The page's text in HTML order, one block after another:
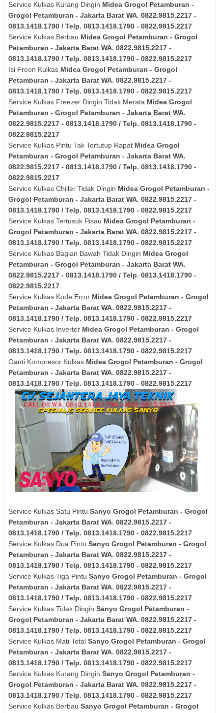
Service Kulkas Kurang Dingin Midea Grogol Petamburan -
Grogol Petamburan - Jakarta Barat WA. 0822.9815.2217 -
0813.1418.1790 / Telp. 0813.1418.1790 - 0822.9815.2217
Service Kulkas Berbau Midea Grogol Petamburan - Grogol
Petamburan - Jakarta Barat WA. 0822.9815.2217 -
0813.1418.1790 / Telp. 0813.1418.1790 - 0822.9815.2217
Isi Freon Kulkas Midea Grogol Petamburan - Grogol
Petamburan - Jakarta Barat WA. 0822.9815.2217 -
0813.1418.1790 / Telp. 0813.1418.1790 - 0822.9815.2217
Service Kulkas Freezer Dingin Tidak Merata Midea Grogol
Petamburan - Grogol Petamburan - Jakarta Barat WA.
0822.9815.2217 - 0813.1418.1790 / Telp. 0813.1418.1790 -
0822.9815.2217
Service Kulkas Pintu Tak Tertutup Rapat Midea Grogol
Petamburan - Grogol Petamburan - Jakarta Barat WA.
0822.9815.2217 - 0813.1418.1790 / Telp. 0813.1418.1790 -
0822.9815.2217
Service Kulkas Chiller Tidak Dingin Midea Grogol Petamburan -
Grogol Petamburan - Jakarta Barat WA. 0822.9815.2217 -
0813.1418.1790 / Telp. 0813.1418.1790 - 0822.9815.2217
Service Kulkas Tertusuk Pisau Midea Grogol Petamburan -
Grogol Petamburan - Jakarta Barat WA. 0822.9815.2217 -
0813.1418.1790 / Telp. 0813.1418.1790 - 0822.9815.2217
Service Kulkas Bagian Bawah Tidak Dingin Midea Grogol
Petamburan - Grogol Petamburan - Jakarta Barat WA.
0822.9815.2217 - 0813.1418.1790 / Telp. 0813.1418.1790 -
0822.9815.2217
Service Kulkas Kode Error Midea Grogol Petamburan - Grogol
Petamburan - Jakarta Barat WA. 0822.9815.2217 -
0813.1418.1790 / Telp. 0813.1418.1790 - 0822.9815.2217
Service Kulkas Inverter Midea Grogol Petamburan - Grogol
Petamburan - Jakarta Barat WA. 0822.9815.2217 -
0813.1418.1790 / Telp. 0813.1418.1790 - 0822.9815.2217
Ganti Kompresor Kulkas Midea Grogol Petamburan - Grogol
Petamburan - Jakarta Barat WA. 0822.9815.2217 -
0813.1418.1790 / Telp. 0813.1418.1790 - 0822.9815.2217
Service Kulkas Satu Pintu Sanyo Grogol Petamburan - Grogol
Petamburan - Jakarta Barat WA. 0822.9815.2217 -
0813.1418.1790 / Telp. 0813.1418.1790 - 0822.9815.2217
Service Kulkas Dua Pintu Sanyo Grogol Petamburan - Grogol
Petamburan - Jakarta Barat WA. 0822.9815.2217 -
0813.1418.1790 / Telp. 0813.1418.1790 - 0822.9815.2217
Service Kulkas Tiga Pintu Sanyo Grogol Petamburan - Grogol
Petamburan - Jakarta Barat WA. 0822.9815.2217 -
0813.1418.1790 / Telp. 0813.1418.1790 - 0822.9815.2217
Service Kulkas Tidak Dingin Sanyo Grogol Petamburan -
Grogol Petamburan - Jakarta Barat WA. 0822.9815.2217 -
0813.1418.1790 / Telp. 0813.1418.1790 - 0822.9815.2217
Service Kulkas Mati Total Sanyo Grogol Petamburan - Grogol
Petamburan - Jakarta Barat WA. 0822.9815.2217 -
0813.1418.1790 / Telp. 0813.1418.1790 - 0822.9815.2217
Service Kulkas Kurang Dingin Sanyo Grogol Petamburan -
Grogol Petamburan - Jakarta Barat WA. 0822.9815.2217 -
0813.1418.1790 / Telp. 0813.1418.1790 - 0822.9815.2217
Service Kulkas Berbau Sanyo Grogol Petamburan - Grogol